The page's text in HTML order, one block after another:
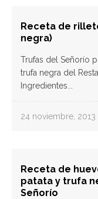
Receta de
negra)
Trufas del Señorío
trufa negra del
Ingredientes...
24 noviembre, 2013
Receta de
patata y trufa
Señorío